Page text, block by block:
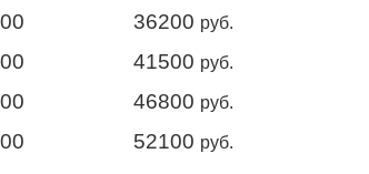
36200 руб.
41500 руб.
46800 руб.
52100 руб.